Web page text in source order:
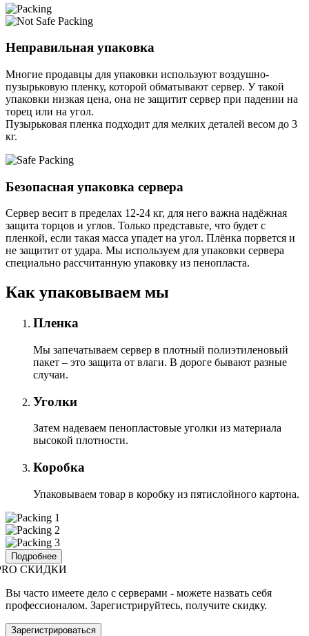
Неправильная упаковка
Многие продавцы для упаковки используют воздушно-
пузырьковую пленку, которой обматывают сервер. У такой
упаковки низкая цена, она не защитит сервер при падении на
торец или на угол.
Пузырьковая пленка подходит для мелких деталей весом до 3
кг.
Безопасная упаковка сервера
Сервер весит в пределах 12-24 кг, для него важна надёжная
защита торцов и углов. Только представьте, что будет с
пленкой, если такая масса упадет на угол. Плёнка порвется и
не защитит от удара. Мы используем для упаковки сервера
специально расcчитанную упаковку из пенопласта.
Как упаковываем мы
Пленка
Мы запечатываем сервер в плотный полиэтиленовый
пакет – это защита от влаги. В дороге бывают разные
случаи.
Уголки
Затем надеваем пенопластовые уголки из материала
высокой плотности.
Коробка
Упаковываем товар в коробку из пятислойного картона.
Подробнее
СКИДКИ
Вы часто имеете дело с серверами - можете назвать себя
профессионалом. Зарегистрируйтесь, получите скидку.
Зарегистрироваться